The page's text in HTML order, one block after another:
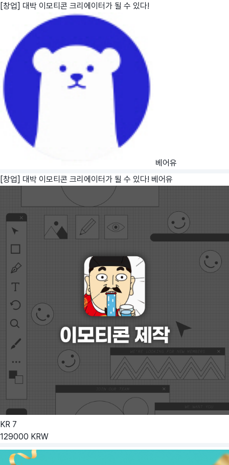
[창업] 대박 이모티콘 크리에이터가 될 수 있다!
베어유
[창업] 대박 이모티콘 크리에이터가 될 수 있다! 베어유
KR 7
129000 KRW